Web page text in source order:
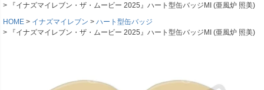
『イナズマイレブン・ザ・ムービー 2025』ハート型缶バッジMI (亜風炉 照美)
HOME
イナズマイレブン
ハート型缶バッジ
『イナズマイレブン・ザ・ムービー 2025』ハート型缶バッジMI (亜風炉 照美)